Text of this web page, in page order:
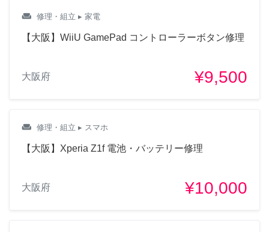
weekend 修理・組立 ▸ 家電
【大阪】WiiU GamePad コントローラーボタン修理
大阪府 ¥9,500
weekend 修理・組立 ▸ スマホ
【大阪】Xperia Z1f 電池・バッテリー修理
大阪府 ¥10,000